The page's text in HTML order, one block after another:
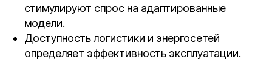
стимулируют спрос на адаптированные
модели.
Доступность логистики и энергосетей
определяет эффективность эксплуатации.